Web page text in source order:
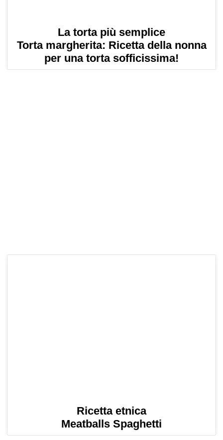
La torta più semplice
Torta margherita: Ricetta della nonna
per una torta sofficissima!
Ricetta etnica
Meatballs Spaghetti